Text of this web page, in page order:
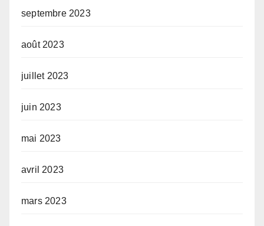
septembre 2023
août 2023
juillet 2023
juin 2023
mai 2023
avril 2023
mars 2023